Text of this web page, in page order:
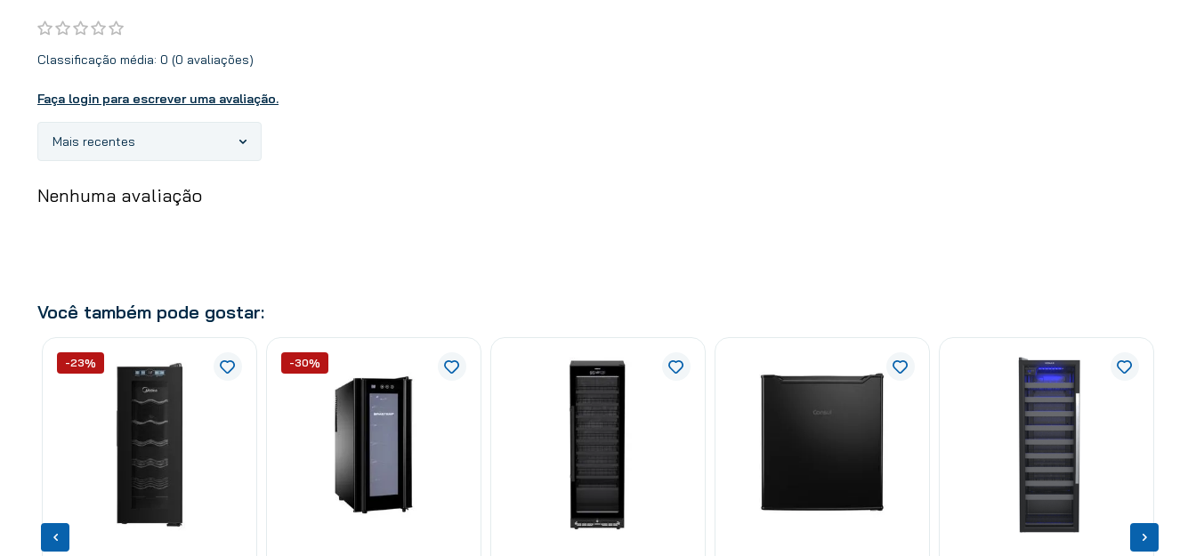
Classificação média: 0 (0 avaliações)
Faça login para escrever uma avaliação.
Mais recentes
Nenhuma avaliação
Você também pode gostar:
-23% -30%